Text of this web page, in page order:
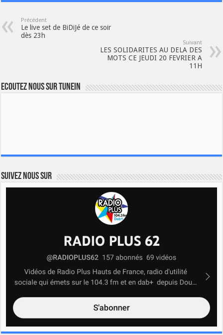
Précédent
Le live set de BiDiJé de ce soir
dès 23h
Suivant
LES SOLIDARITES AU DELA DES
MOTS CE JEUDI 20 FEVRIER A
11H
Ecoutez nous sur TuneIn
Suivez nous sur